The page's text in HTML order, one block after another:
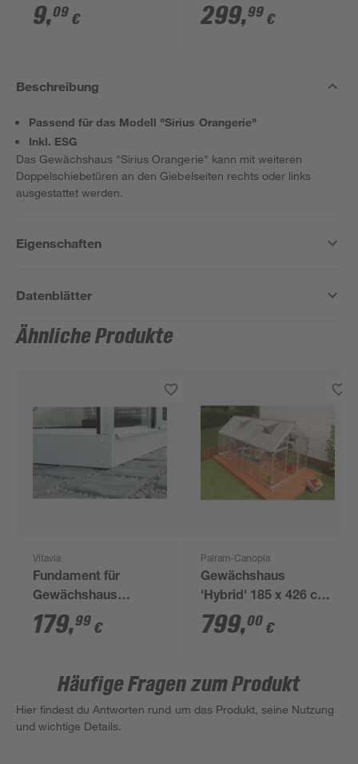
schwarz 20 Stück
9,09 €
610' 6,4 m²
299,99 €
Beschreibung
Passend für das Modell "Sirius Orangerie"
Inkl. ESG
Das Gewächshaus "Sirius Orangerie" kann mit weiteren
Doppelschiebetüren an den Giebelseiten rechts oder links
ausgestattet werden.
Eigenschaften
Datenblätter
Ähnliche Produkte
Vitavia
Fundament für
Gewächshaus
'Calypso 5800'
aluminiumfarben
179,99 €
Palram-Canopia
Gewächshaus
'Hybrid' 185 x 426 cm
mit 4 mm
Hohlkammerplatten
799,00 €
Häufige Fragen zum Produkt
Hier findest du Antworten rund um das Produkt, seine Nutzung
und wichtige Details.